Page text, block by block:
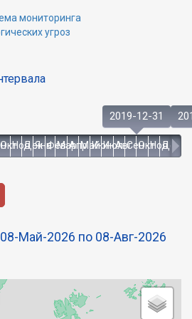
мониторинга
угроз
ОктНояДекЯнвФевМарАпрМайИюнИюлАвгСенОктНояДек
2019-12-31
Май-2026 по 08-Авг-2026